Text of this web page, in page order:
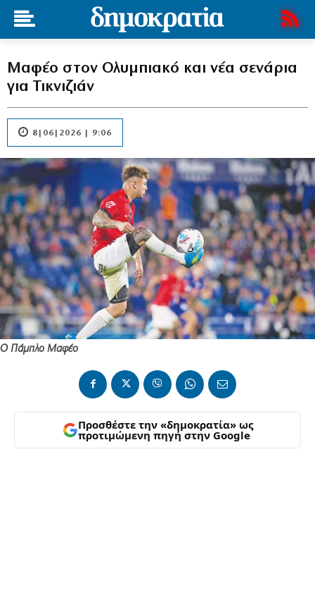
Μαφέο στον Ολυμπιακό και νέα σενάρια
για Τικνιζιάν
8|06|2026 | 9:06
Ο Πάμπλο Μαφέο
Προσθέστε την «δημοκρατία» ως
προτιμώμενη πηγή στην Google